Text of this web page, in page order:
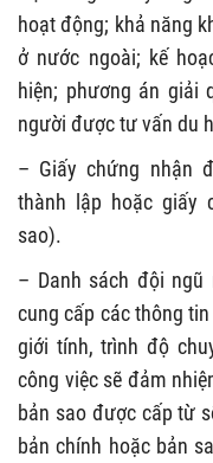
hoạt động; khả năng
ở nước ngoài; kế
hiện; phương án giải
người được tư vấn du
– Giấy chứng nhận
thành lập hoặc giấy
sao).
– Danh sách đội
cung cấp các thông
giới tính, trình độ
công việc sẽ đảm
bản sao được cấp từ
bản chính hoặc bản